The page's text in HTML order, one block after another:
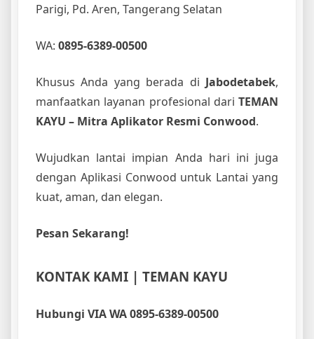
Parigi, Pd. Aren, Tangerang Selatan
WA: 0895-6389-00500
Khusus Anda yang berada di Jabodetabek,
manfaatkan layanan profesional dari TEMAN
KAYU – Mitra Aplikator Resmi Conwood.
Wujudkan lantai impian Anda hari ini juga
dengan Aplikasi Conwood untuk Lantai yang
kuat, aman, dan elegan.
Pesan Sekarang!
KONTAK KAMI | TEMAN KAYU
Hubungi VIA WA 0895-6389-00500